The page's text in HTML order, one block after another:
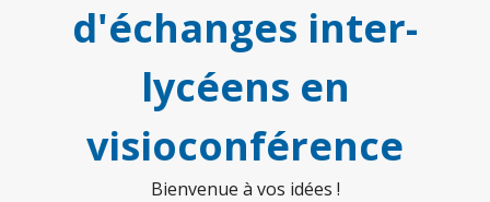
d'échanges inter-
lycéens en
visioconférence
Bienvenue à vos idées !